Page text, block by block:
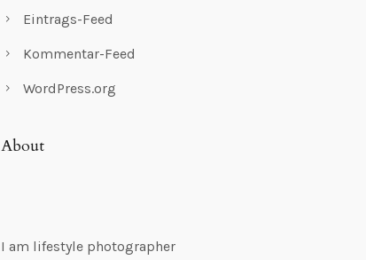
Eintrags-Feed
Kommentar-Feed
WordPress.org
About
I am lifestyle photographer